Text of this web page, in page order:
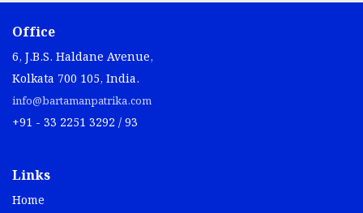
Office
6, J.B.S. Haldane Avenue,
Kolkata 700 105, India.
info@bartamanpatrika.com
+91 - 33 2251 3292 / 93
Links
Home